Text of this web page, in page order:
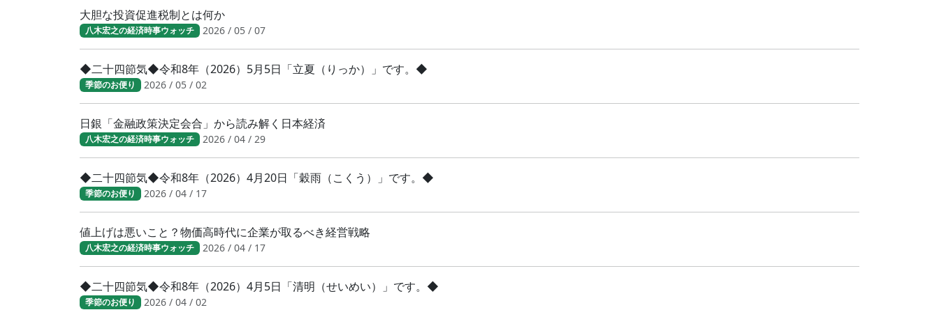
大胆な投資促進税制とは何か
八木宏之の経済時事ウォッチ 2026 / 05 / 07
◆二十四節気◆令和8年（2026）5月5日「立夏（りっか）」です。◆
季節のお便り 2026 / 05 / 02
日銀「金融政策決定会合」から読み解く日本経済
八木宏之の経済時事ウォッチ 2026 / 04 / 29
◆二十四節気◆令和8年（2026）4月20日「穀雨（こくう）」です。◆
季節のお便り 2026 / 04 / 17
値上げは悪いこと？物価高時代に企業が取るべき経営戦略
八木宏之の経済時事ウォッチ 2026 / 04 / 17
◆二十四節気◆令和8年（2026）4月5日「清明（せいめい）」です。◆
季節のお便り 2026 / 04 / 02